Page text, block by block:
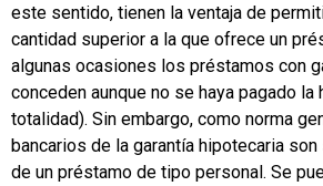
este sentido, tienen la ventaja de
cantidad superior a la que ofrece un
algunas ocasiones los préstamos con
conceden aunque no se haya pagado la
totalidad). Sin embargo, como norma
bancarios de la garantía hipotecaria
de un préstamo de tipo personal. Se